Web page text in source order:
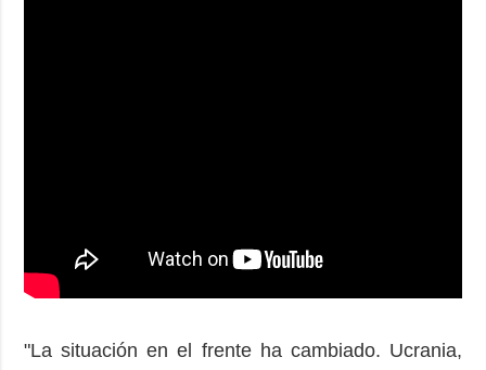
"La situación en el frente ha cambiado. Ucrania,